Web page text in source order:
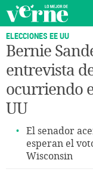
ELECCIONES EE UU
Bernie
entrevista
ocurriendo
UU
El senador
esperan el
Wisconsin